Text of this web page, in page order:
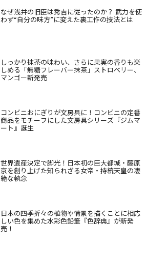
なぜ浅井の旧臣は秀吉に従ったのか？ 武力を使
わず“自分の味方”に変えた裏工作の技法とは
しっかり抹茶の味わい、さらに果実の香りも楽
しめる「無糖フレーバー抹茶」ストロベリー、
マンゴー新発売
コンビニおにぎりが文房具に！コンビニの定番
商品をモチーフにした文房具シリーズ『ジムマ
ート』誕生
世界遺産決定で脚光！日本初の巨大都城・藤原
京を創り上げた知られざる女帝・持統天皇の凄
絶な執念
日本の四季折々の植物や情景を描くことに相応
しい色を集めた水彩色鉛筆『色辞典』が新発
売！